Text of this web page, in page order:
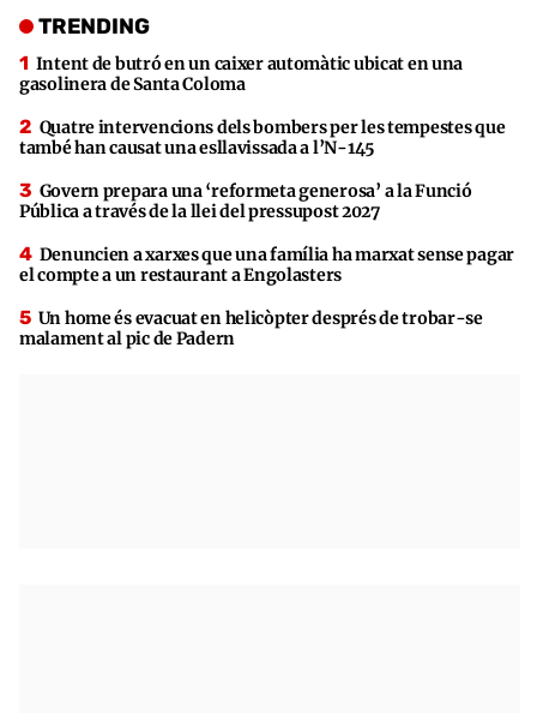
TRENDING
Intent de butró en un caixer automàtic ubicat en una
gasolinera de Santa Coloma
Quatre intervencions dels bombers per les tempestes que
també han causat una esllavissada a l’N-145
Govern prepara una ‘reformeta generosa’ a la Funció
Pública a través de la llei del pressupost 2027
Denuncien a xarxes que una família ha marxat sense pagar
el compte a un restaurant a Engolasters
Un home és evacuat en helicòpter després de trobar-se
malament al pic de Padern